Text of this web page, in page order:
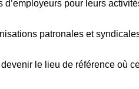
pour leurs
patronales et
le lieu de référence où